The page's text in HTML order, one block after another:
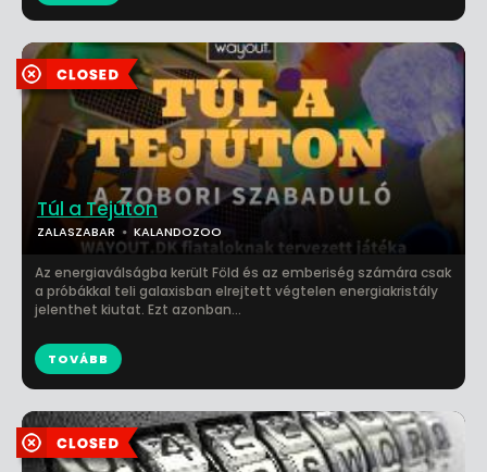
Túl a Tejúton
ZALASZABAR KALANDOZOO
Az energiaválságba került Föld és az emberiség számára csak
a próbákkal teli galaxisban elrejtett végtelen energiakristály
jelenthet kiutat. Ezt azonban...
TOVÁBB